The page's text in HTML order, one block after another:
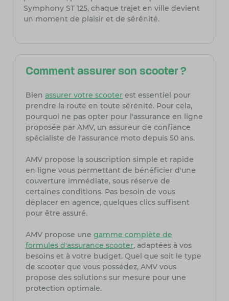
Symphony ST 125, chaque trajet en ville devient
un moment de plaisir et de sérénité.
Comment assurer son scooter ?
Bien assurer votre scooterest essentiel pour
prendre la route en toute sérénité. Pour cela,
pourquoi ne pas opter pour l'assurance en ligne
proposée par AMV, un assureur de confiance
spécialiste de l'assurance moto depuis 50 ans.
AMV propose la souscription simple et rapide
en ligne vous permettant de bénéficier d'une
couverture immédiate, sous réserve de
certaines conditions. Pas besoin de vous
déplacer en agence, quelques clics suffisent
pour être assuré.
AMV propose une gamme complète de
formules d'assurance scooter, adaptées à vos
besoins et à votre budget. Quel que soit le type
de scooter que vous possédez, AMV vous
propose des solutions sur mesure pour une
protection optimale.